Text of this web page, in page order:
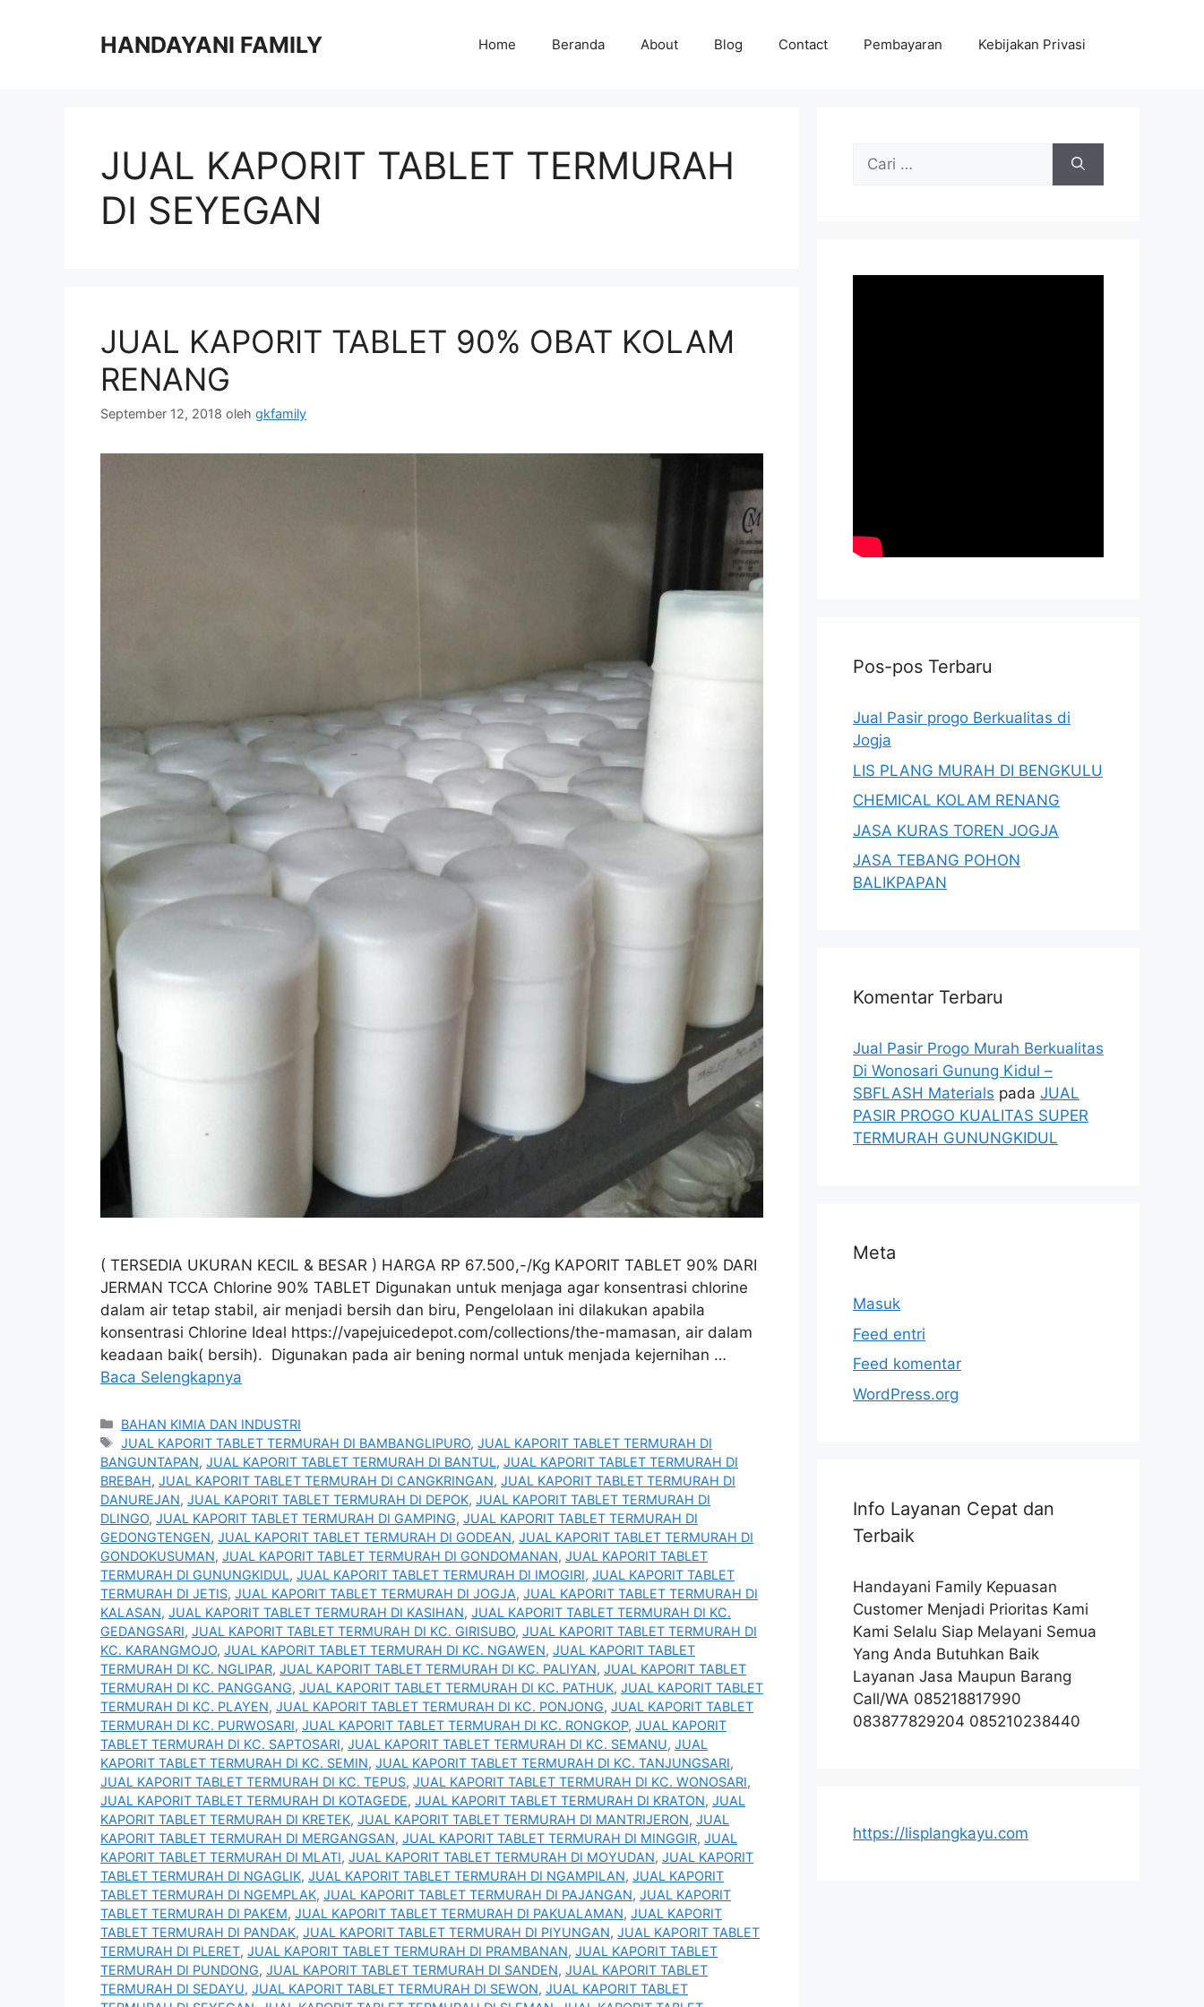
HANDAYANI FAMILY Home Beranda About Blog Contact Pembayaran Kebijakan Privasi
JUAL KAPORIT TABLET TERMURAH
DI SEYEGAN
JUAL KAPORIT TABLET 90% OBAT KOLAM
RENANG
September 12, 2018 oleh gkfamily
( TERSEDIA UKURAN KECIL & BESAR ) HARGA RP 67.500,-/Kg KAPORIT TABLET 90% DARI
JERMAN TCCA Chlorine 90% TABLET Digunakan untuk menjaga agar konsentrasi chlorine
dalam air tetap stabil, air menjadi bersih dan biru, Pengelolaan ini dilakukan apabila
konsentrasi Chlorine Ideal https://vapejuicedepot.com/collections/the-mamasan, air dalam
keadaan baik( bersih). Digunakan pada air bening normal untuk menjada kejernihan …
Baca Selengkapnya
Kategori
BAHAN KIMIA DAN INDUSTRI
Tag
JUAL KAPORIT TABLET TERMURAH DI BAMBANGLIPURO,JUAL KAPORIT TABLET TERMURAH DI
BANGUNTAPAN, JUAL KAPORIT TABLET TERMURAH DI BANTUL, JUAL KAPORIT TABLET TERMURAH DI
BREBAH, JUAL KAPORIT TABLET TERMURAH DI CANGKRINGAN, JUAL KAPORIT TABLET TERMURAH DI
DANUREJAN, JUAL KAPORIT TABLET TERMURAH DI DEPOK, JUAL KAPORIT TABLET TERMURAH DI
DLINGO, JUAL KAPORIT TABLET TERMURAH DI GAMPING, JUAL KAPORIT TABLET TERMURAH DI
GEDONGTENGEN, JUAL KAPORIT TABLET TERMURAH DI GODEAN, JUAL KAPORIT TABLET TERMURAH DI
GONDOKUSUMAN, JUAL KAPORIT TABLET TERMURAH DI GONDOMANAN, JUAL KAPORIT TABLET
TERMURAH DI GUNUNGKIDUL, JUAL KAPORIT TABLET TERMURAH DI IMOGIRI, JUAL KAPORIT TABLET
TERMURAH DI JETIS, JUAL KAPORIT TABLET TERMURAH DI JOGJA, JUAL KAPORIT TABLET TERMURAH DI
KALASAN, JUAL KAPORIT TABLET TERMURAH DI KASIHAN, JUAL KAPORIT TABLET TERMURAH DI KC.
GEDANGSARI, JUAL KAPORIT TABLET TERMURAH DI KC. GIRISUBO, JUAL KAPORIT TABLET TERMURAH DI
KC. KARANGMOJO, JUAL KAPORIT TABLET TERMURAH DI KC. NGAWEN, JUAL KAPORIT TABLET
TERMURAH DI KC. NGLIPAR, JUAL KAPORIT TABLET TERMURAH DI KC. PALIYAN, JUAL KAPORIT TABLET
TERMURAH DI KC. PANGGANG, JUAL KAPORIT TABLET TERMURAH DI KC. PATHUK, JUAL KAPORIT TABLET
TERMURAH DI KC. PLAYEN, JUAL KAPORIT TABLET TERMURAH DI KC. PONJONG, JUAL KAPORIT TABLET
TERMURAH DI KC. PURWOSARI, JUAL KAPORIT TABLET TERMURAH DI KC. RONGKOP, JUAL KAPORIT
TABLET TERMURAH DI KC. SAPTOSARI, JUAL KAPORIT TABLET TERMURAH DI KC. SEMANU, JUAL
KAPORIT TABLET TERMURAH DI KC. SEMIN, JUAL KAPORIT TABLET TERMURAH DI KC. TANJUNGSARI,
JUAL KAPORIT TABLET TERMURAH DI KC. TEPUS, JUAL KAPORIT TABLET TERMURAH DI KC. WONOSARI,
JUAL KAPORIT TABLET TERMURAH DI KOTAGEDE, JUAL KAPORIT TABLET TERMURAH DI KRATON, JUAL
KAPORIT TABLET TERMURAH DI KRETEK, JUAL KAPORIT TABLET TERMURAH DI MANTRIJERON, JUAL
KAPORIT TABLET TERMURAH DI MERGANGSAN, JUAL KAPORIT TABLET TERMURAH DI MINGGIR, JUAL
KAPORIT TABLET TERMURAH DI MLATI, JUAL KAPORIT TABLET TERMURAH DI MOYUDAN, JUAL KAPORIT
TABLET TERMURAH DI NGAGLIK, JUAL KAPORIT TABLET TERMURAH DI NGAMPILAN, JUAL KAPORIT
TABLET TERMURAH DI NGEMPLAK, JUAL KAPORIT TABLET TERMURAH DI PAJANGAN, JUAL KAPORIT
TABLET TERMURAH DI PAKEM, JUAL KAPORIT TABLET TERMURAH DI PAKUALAMAN, JUAL KAPORIT
TABLET TERMURAH DI PANDAK, JUAL KAPORIT TABLET TERMURAH DI PIYUNGAN, JUAL KAPORIT TABLET
TERMURAH DI PLERET, JUAL KAPORIT TABLET TERMURAH DI PRAMBANAN, JUAL KAPORIT TABLET
TERMURAH DI PUNDONG, JUAL KAPORIT TABLET TERMURAH DI SANDEN, JUAL KAPORIT TABLET
TERMURAH DI SEDAYU, JUAL KAPORIT TABLET TERMURAH DI SEWON, JUAL KAPORIT TABLET
Cari
Pos-pos Terbaru
Jual Pasir progo Berkualitas di
Jogja
LIS PLANG MURAH DI BENGKULU
CHEMICAL KOLAM RENANG
JASA KURAS TOREN JOGJA
JASA TEBANG POHON
BALIKPAPAN
Komentar Terbaru
Jual Pasir Progo Murah Berkualitas
Di Wonosari Gunung Kidul –
SBFLASH Materials pada JUAL
PASIR PROGO KUALITAS SUPER
TERMURAH GUNUNGKIDUL
Meta
Masuk
Feed entri
Feed komentar
WordPress.org
Info Layanan Cepat dan
Terbaik
Handayani Family Kepuasan
Customer Menjadi Prioritas Kami
Kami Selalu Siap Melayani Semua
Yang Anda Butuhkan Baik
Layanan Jasa Maupun Barang
Call/WA 085218817990
083877829204 085210238440
https://lisplangkayu.com